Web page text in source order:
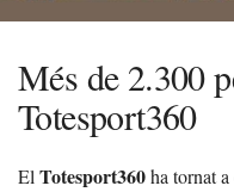
Més de 2.300
Totesport360
El Totesport360ha tornat a